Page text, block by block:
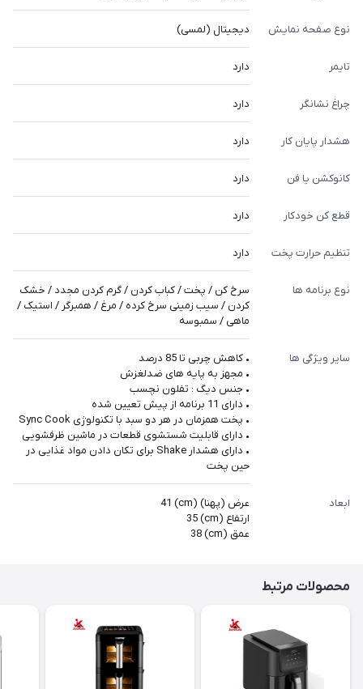
نوع صفحه نمایش دیجیتال (لمسی)
تایمر دارد
چراغ نشانگر دارد
هشدار پایان کار دارد
کانوکشن یا فن دارد
قطع کن خودکار دارد
تنظیم حرارت پخت دارد
نوع برنامه ها
سرخ کن / پخت / کباب کردن / گرم کردن مجدد / خشک
کردن / سیب زمینی سرخ کرده / مرغ / همبرگر / استیک /
ماهی / سمبوسه
سایر ویژگی ها
• کاهش چربی تا 85 درصد
• مجهز به پایه های ضدلغزش
• جنس دیگ : تفلون نچسب
• دارای 11 برنامه از پیش تعیین شده
• پخت همزمان در هر دو سبد با تکنولوژی Sync Cook
• دارای قابلیت شستشوی قطعات در ماشین ظرفشویی
• دارای هشدار Shake برای تکان دادن مواد غذایی در
حین پخت
ابعاد
عرض (پهنا) (cm) 41
ارتفاع (cm) 35
عمق (cm) 38
محصولات مرتبط